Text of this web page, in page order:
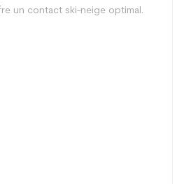
un contact ski-neige optimal.